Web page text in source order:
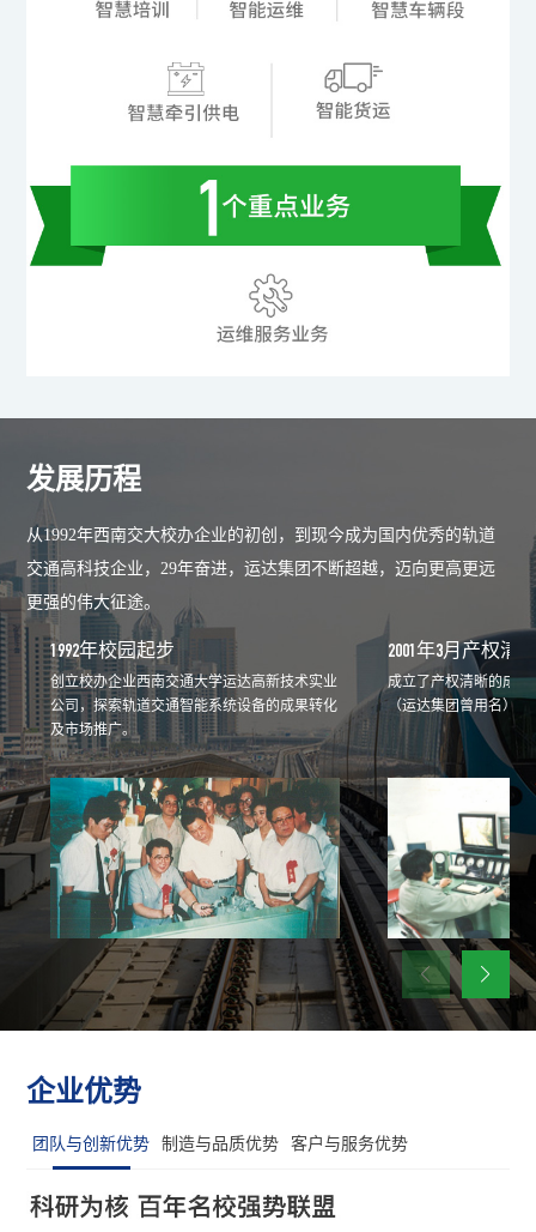
发展历程
从1992年西南交大校办企业的初创，到现今成为国内优秀的轨道
交通高科技企业，29年奋进，运达集团不断超越，迈向更高更远
更强的伟大征途。
1992年校园起步
创立校办企业西南交通大学运达高新技术实业
公司，探索轨道交通智能系统设备的成果转化
及市场推广。
2001年3月产权清
成立了产权清晰的成
（运达集团曾用名）。
企业优势
团队与创新优势 制造与品质优势 客户与服务优势